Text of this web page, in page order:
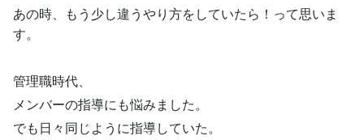
あの時、もう少し違うやり方をしていたら！って思いま
す。
管理職時代、
メンバーの指導にも悩みました。
でも日々同じように指導していた。